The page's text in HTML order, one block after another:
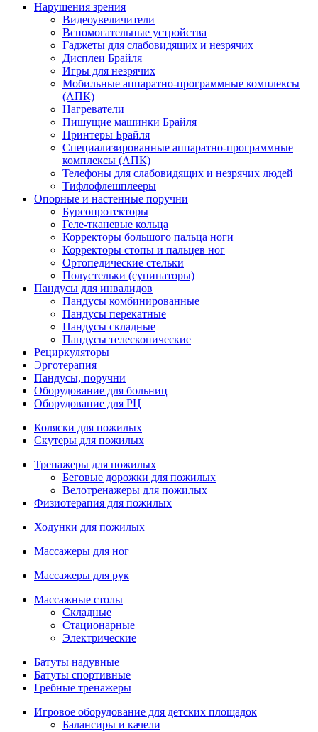
Нарушения зрения
Видеоувеличители
Вспомогательные устройства
Гаджеты для слабовидящих и незрячих
Дисплеи Брайля
Игры для незрячих
Мобильные аппаратно-программные комплексы
(АПК)
Нагреватели
Пишущие машинки Брайля
Принтеры Брайля
Специализированные аппаратно-программные
комплексы (АПК)
Телефоны для слабовидящих и незрячих людей
Тифлофлешплееры
Опорные и настенные поручни
Бурсопротекторы
Геле-тканевые кольца
Корректоры большого пальца ноги
Корректоры стопы и пальцев ног
Ортопедические стельки
Полустельки (супинаторы)
Пандусы для инвалидов
Пандусы комбинированные
Пандусы перекатные
Пандусы складные
Пандусы телескопические
Рециркуляторы
Эрготерапия
Пандусы, поручни
Оборудование для больниц
Оборудование для РЦ
Коляски для пожилых
Скутеры для пожилых
Тренажеры для пожилых
Беговые дорожки для пожилых
Велотренажеры для пожилых
Физиотерапия для пожилых
Ходунки для пожилых
Массажеры для ног
Массажеры для рук
Массажные столы
Складные
Стационарные
Электрические
Батуты надувные
Батуты спортивные
Гребные тренажеры
Игровое оборудование для детских площадок
Балансиры и качели